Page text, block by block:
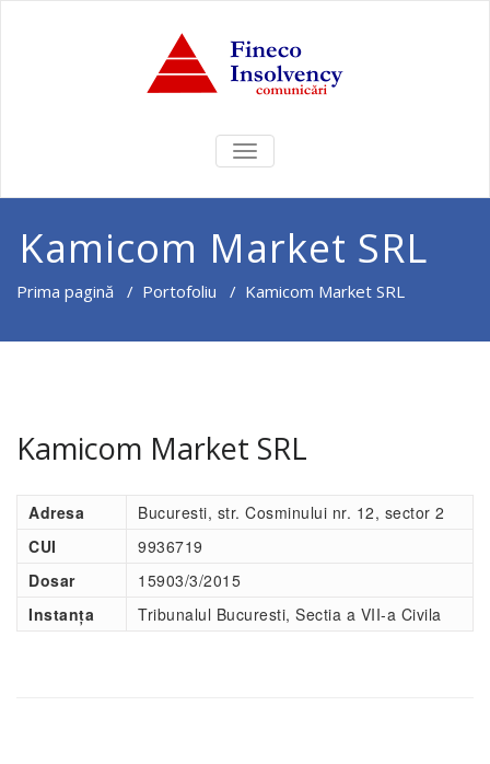
COMUTĂ
NAVIGAREA
Kamicom Market SRL
Prima pagină / Portofoliu / Kamicom Market SRL
Kamicom Market SRL
Adresa
Bucuresti, str. Cosminului nr. 12, sector 2
CUI
9936719
Dosar
15903/3/2015
Instanța
Tribunalul Bucuresti, Sectia a VII-a Civila